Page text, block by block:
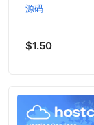
源码
$1.50